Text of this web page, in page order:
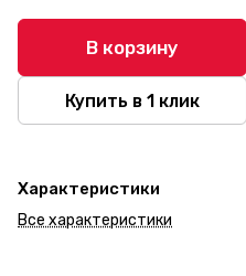
В корзину
Купить в 1 клик
Характеристики
Все характеристики